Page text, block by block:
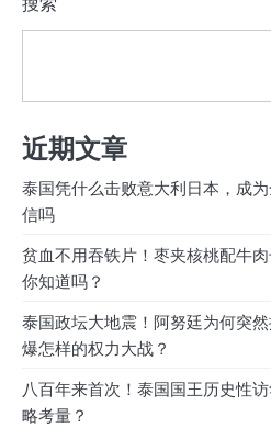
近期文章
泰国凭什么击败意大利日本，成
信吗
贫血不用吞铁片！枣夹核桃配牛
你知道吗？
泰国政坛大地震！阿努廷为何突
爆怎样的权力大战？
八百年来首次！泰国国王历史性
略考量？